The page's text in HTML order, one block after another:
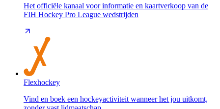
Het officiële kanaal voor informatie en kaartverkoop van de
FIH Hockey Pro League wedstrijden
Flexhockey
Vind en boek een hockeyactiviteit wanneer het jou uitkomt,